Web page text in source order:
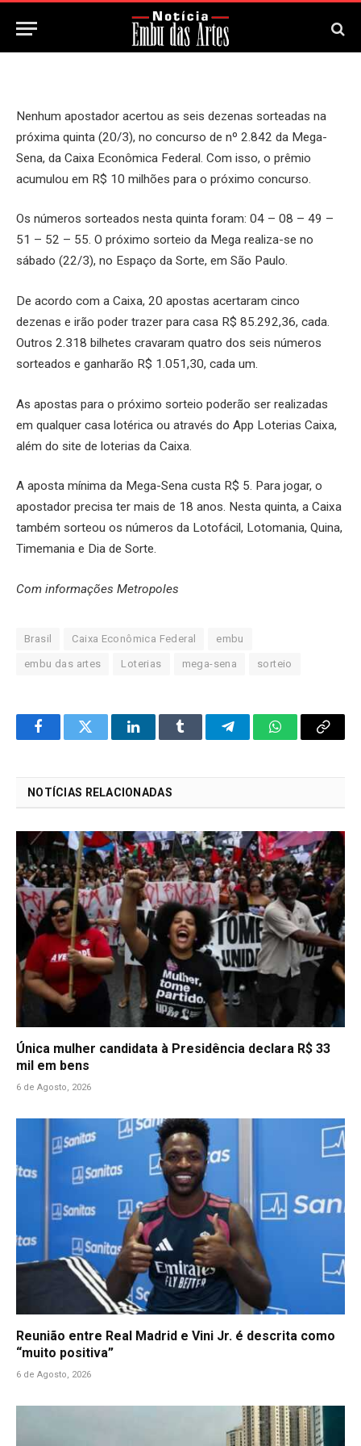
21 de Março, 2025 Updated: 21 de Março, 2025
Nenhum apostador acertou as seis dezenas sorteadas na
próxima quinta (20/3), no concurso de nº 2.842 da Mega-
Sena, da Caixa Econômica Federal. Com isso, o prêmio
acumulou em R$ 10 milhões para o próximo concurso.
Os números sorteados nesta quinta foram: 04 – 08 – 49 –
51 – 52 – 55. O próximo sorteio da Mega realiza-se no
sábado (22/3), no Espaço da Sorte, em São Paulo.
De acordo com a Caixa, 20 apostas acertaram cinco
dezenas e irão poder trazer para casa R$ 85.292,36, cada.
Outros 2.318 bilhetes cravaram quatro dos seis números
sorteados e ganharão R$ 1.051,30, cada um.
As apostas para o próximo sorteio poderão ser realizadas
em qualquer casa lotérica ou através do App Loterias Caixa,
além do site de loterias da Caixa.
A aposta mínima da Mega-Sena custa R$ 5. Para jogar, o
apostador precisa ter mais de 18 anos. Nesta quinta, a Caixa
também sorteou os números da Lotofácil, Lotomania, Quina,
Timemania e Dia de Sorte.
Com informações Metropoles
Brasil Caixa Econômica Federal embu
embu das artes Loterias mega-sena sorteio
FacebookTwitter LinkedInTumblr TelegramWhatsApp
Copy
NOTÍCIAS RELACIONADAS
Única mulher candidata à Presidência declara R$ 33
mil em bens
6 de Agosto, 2026
Reunião entre Real Madrid e Vini Jr. é descrita como
“muito positiva”
6 de Agosto, 2026